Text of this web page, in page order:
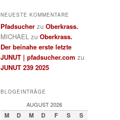
NEUESTE KOMMENTARE
Pfadsucher zu Oberkrass.
MICHAEL zu Oberkrass.
Der beinahe erste letzte
JUNUT | pfadsucher.com zu
JUNUT 239 2025
BLOGEINTRÄGE
AUGUST 2026
M D M D F S S